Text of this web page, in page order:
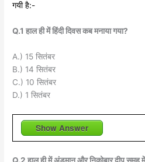
गयी है:-
Q.1 हाल ही में हिंदी दिवस कब मनाया गया?
A.) 15 सितंबर
B.) 14 सितंबर
C.) 10 सितंबर
D.) 1 सितंबर
Show Answer
Q.2 हाल ही में अंडमान और निकोबार द्वीप समूह